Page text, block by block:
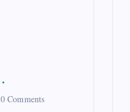
0 Comments